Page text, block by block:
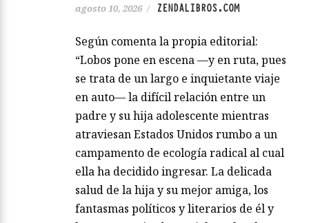
agosto 10, 2026 / ZENDALIBROS.COM
Según comenta la propia editorial:
“Lobos pone en escena —y en ruta, pues
se trata de un largo e inquietante viaje
en auto— la difícil relación entre un
padre y su hija adolescente mientras
atraviesan Estados Unidos rumbo a un
campamento de ecología radical al cual
ella ha decidido ingresar. La delicada
salud de la hija y su mejor amiga, los
fantasmas políticos y literarios de él y